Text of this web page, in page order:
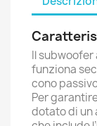
Il subwoofer
funziona
cono
Per
dotato di un